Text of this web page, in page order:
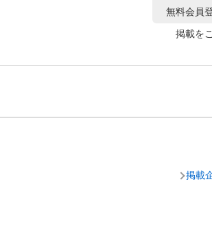
掲載を
無料会員
掲載